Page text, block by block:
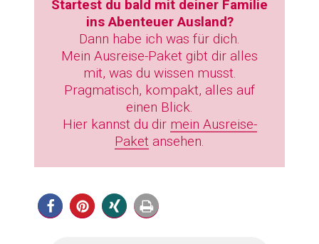
Startest du bald mit deiner Familie
ins Abenteuer Ausland?
Dann habe ich was für dich.
Mein Ausreise-Paket gibt dir alles
mit, was du wissen musst.
Pragmatisch, kompakt, alles auf
einen Blick.
Hier kannst du dir mein Ausreise-
Paket ansehen.